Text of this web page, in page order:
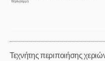
Τεχνήτης περιποιήσης